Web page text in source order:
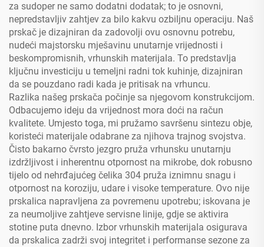
za sudoper ne samo dodatni dodatak; to je osnovni,
nepredstavljiv zahtjev za bilo kakvu ozbiljnu operaciju. Naš
prskač je dizajniran da zadovolji ovu osnovnu potrebu,
nudeći majstorsku mješavinu unutarnje vrijednosti i
beskompromisnih, vrhunskih materijala. To predstavlja
ključnu investiciju u temeljni radni tok kuhinje, dizajniran
da se pouzdano radi kada je pritisak na vrhuncu.
Razlika našeg prskača počinje sa njegovom konstrukcijom.
Odbacujemo ideju da vrijednost mora doći na račun
kvalitete. Umjesto toga, mi pružamo savršenu sintezu obje,
koristeći materijale odabrane za njihova trajnog svojstva.
Čisto bakarno čvrsto jezgro pruža vrhunsku unutarnju
izdržljivost i inherentnu otpornost na mikrobe, dok robusno
tijelo od nehrđajućeg čelika 304 pruža iznimnu snagu i
otpornost na koroziju, udare i visoke temperature. Ovo nije
prskalica napravljena za povremenu upotrebu; iskovana je
za neumoljive zahtjeve servisne linije, gdje se aktivira
stotine puta dnevno. Izbor vrhunskih materijala osigurava
da prskalica zadrži svoj integritet i performanse sezone za